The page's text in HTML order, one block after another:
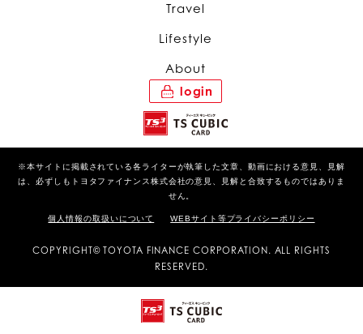
Travel
Lifestyle
About
login
※本サイトに掲載されている各ライターが執筆した文章、動画における意見、見解
は、必ずしもトヨタファイナンス株式会社の意見、見解と合致するものではありま
せん。
個人情報の取扱いについて WEBサイト等プライバシーポリシー
COPYRIGHT© TOYOTA FINANCE CORPORATION. ALL RIGHTS
RESERVED.